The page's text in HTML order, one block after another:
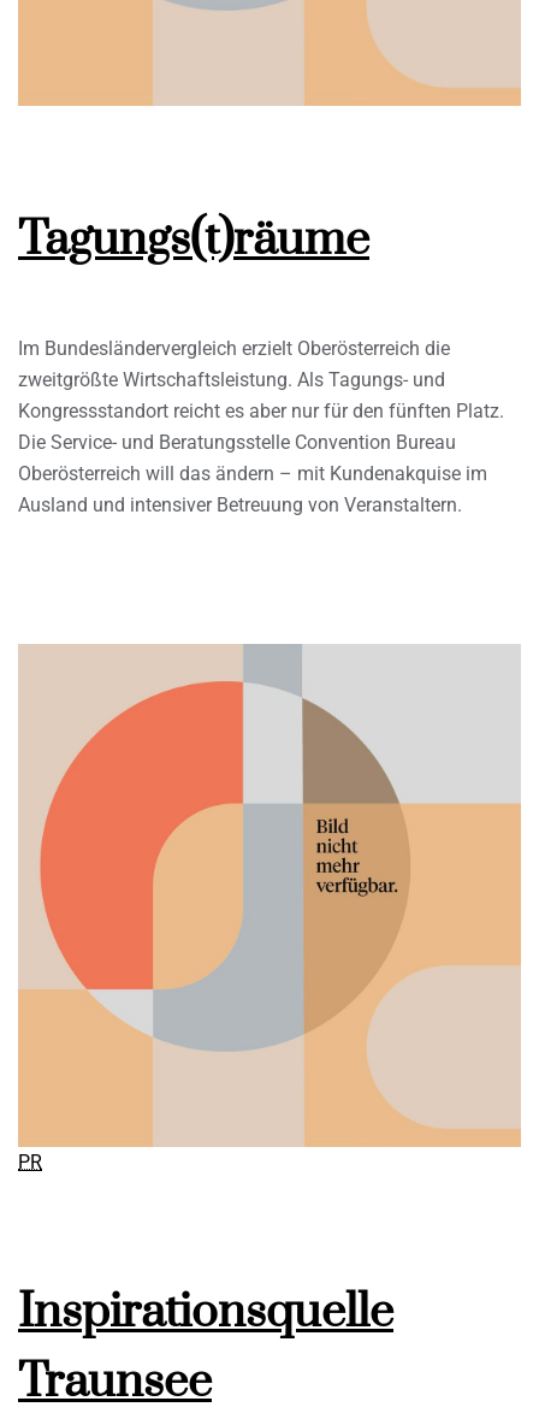
Tagungs(t)räume
Im Bundesländervergleich erzielt Oberösterreich die
zweitgrößte Wirtschaftsleistung. Als Tagungs- und
Kongressstandort reicht es aber nur für den fünften Platz.
Die Service- und Beratungsstelle Convention Bureau
Oberösterreich will das ändern – mit Kundenakquise im
Ausland und intensiver Betreuung von Veranstaltern.
PR
Inspirationsquelle
Traunsee